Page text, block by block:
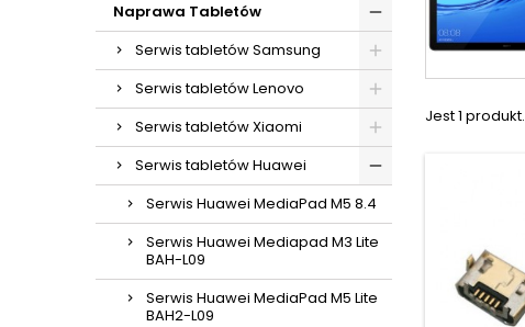
Naprawa Tabletów
Serwis tabletów Samsung
Serwis tabletów Lenovo
Serwis tabletów Xiaomi
Serwis tabletów Huawei
Serwis Huawei MediaPad M5 8.4
Serwis Huawei Mediapad M3 Lite
BAH-L09
Serwis Huawei MediaPad M5 Lite
BAH2-L09
Jest 1 produkt.